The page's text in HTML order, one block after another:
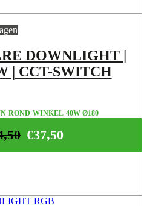
DOWNLIGHT |
| CCT-SWITCH
ROND-WINKEL-40W Ø180
€37,50